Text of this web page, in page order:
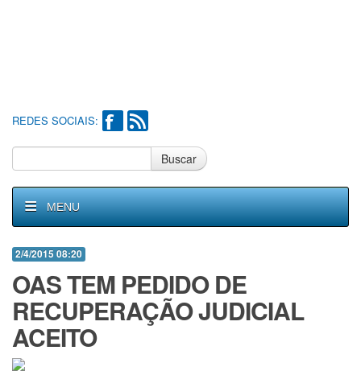
REDES SOCIAIS:
Buscar
MENU
2/4/2015 08:20
OAS TEM PEDIDO DE
RECUPERAÇÃO JUDICIAL
ACEITO